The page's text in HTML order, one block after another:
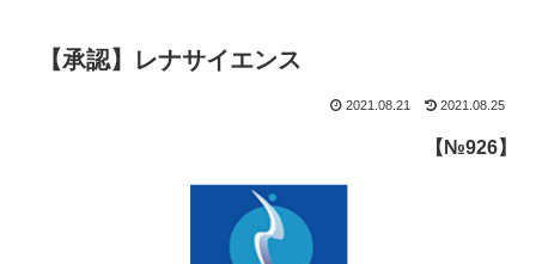
【承認】レナサイエンス
2021.08.21 2021.08.25
【№926】